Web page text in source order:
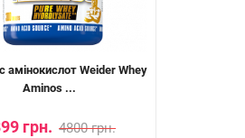
амінокислот Weider Whey
Aminos ...
грн. 4800 грн.